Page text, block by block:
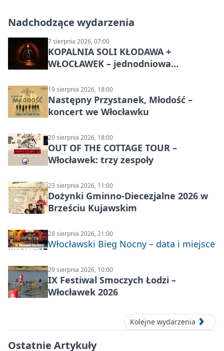
Nadchodzące wydarzenia
7 sierpnia 2026, 07:00
KOPALNIA SOLI KŁODAWA +
WŁOCŁAWEK – jednodniowa
19 sierpnia 2026, 18:00
Następny Przystanek, Młodość –
koncert we Włocławku
20 sierpnia 2026, 18:00
OUT OF THE COTTAGE TOUR –
Włocławek: trzy zespoły
23 sierpnia 2026, 11:00
Dożynki Gminno-Diecezjalne 2026 w
Brześciu Kujawskim
28 sierpnia 2026, 21:00
Włocławski Bieg Nocny – data i miejsce
29 sierpnia 2026, 10:00
IX Festiwal Smoczych Łodzi –
Włocławek 2026
Kolejne wydarzenia
Ostatnie Artykuły